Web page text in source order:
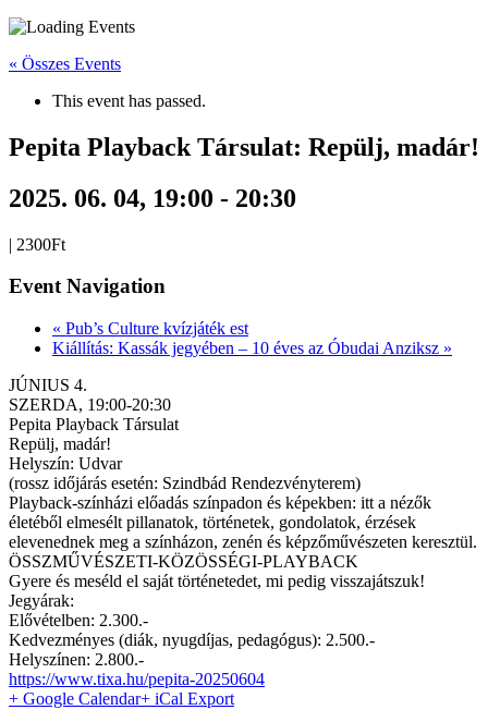
« Összes Events
This event has passed.
Pepita Playback Társulat: Repülj, madár!
2025. 06. 04, 19:00 - 20:30
| 2300Ft
Event Navigation
« Pub’s Culture kvízjáték est
Kiállítás: Kassák jegyében – 10 éves az Óbudai Anziksz »
JÚNIUS 4.
SZERDA, 19:00-20:30
Pepita Playback Társulat
Repülj, madár!
Helyszín: Udvar
(rossz időjárás esetén: Szindbád Rendezvényterem)
Playback-színházi előadás színpadon és képekben: itt a nézők
életéből elmesélt pillanatok, történetek, gondolatok, érzések
elevenednek meg a színházon, zenén és képzőművészeten keresztül.
ÖSSZMŰVÉSZETI-KÖZÖSSÉGI-PLAYBACK
Gyere és meséld el saját történetedet, mi pedig visszajátszuk!
Jegyárak:
Elővételben: 2.300.-
Kedvezményes (diák, nyugdíjas, pedagógus): 2.500.-
Helyszínen: 2.800.-
https://www.tixa.hu/pepita-20250604
+ Google Calendar+ iCal Export